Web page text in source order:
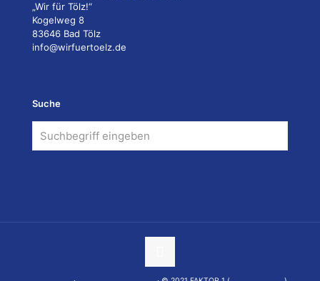
„Wir für Tölz!“
Kogelweg 8
83646 Bad Tölz
info@wirfuertoelz.de
Suche